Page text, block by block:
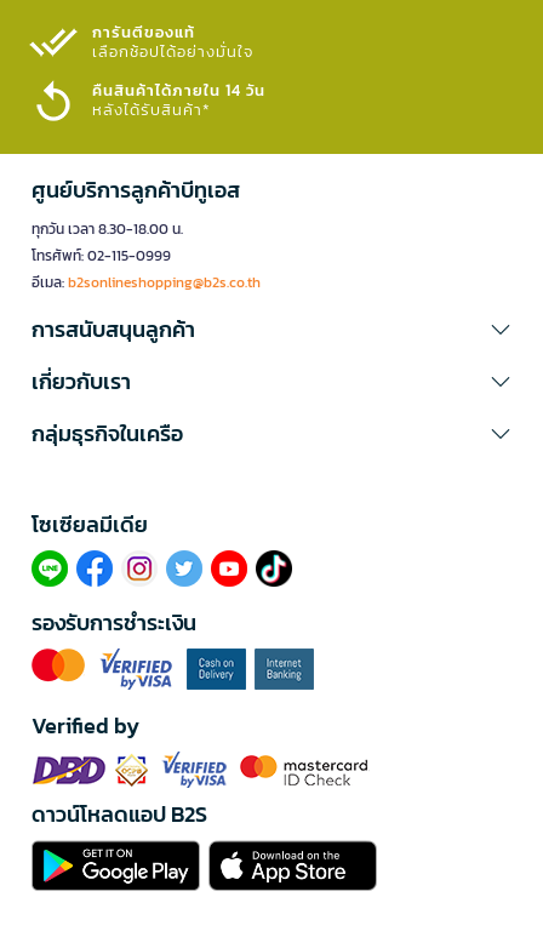
การันตีของแท้
เลือกช้อปได้อย่างมั่นใจ​
คืนสินค้าได้ภายใน 14 วัน
หลังได้รับสินค้า*
ศูนย์บริการลูกค้าบีทูเอส
ทุกวัน เวลา 8.30-18.00 น.
โทรศัพท์: 02-115-0999
อีเมล:b2sonlineshopping@b2s.co.th
การสนับสนุนลูกค้า
เกี่ยวกับเรา
กลุ่มธุรกิจในเครือ
โซเซียลมีเดีย​
รองรับการชำระเงิน
Verified by
ดาวน์โหลดแอป B2S